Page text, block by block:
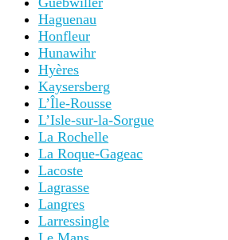
Haguenau
Honfleur
Hunawihr
Hyères
Kaysersberg
L’Île-Rousse
L’Isle-sur-la-Sorgue
La Rochelle
La Roque-Gageac
Lacoste
Lagrasse
Langres
Larressingle